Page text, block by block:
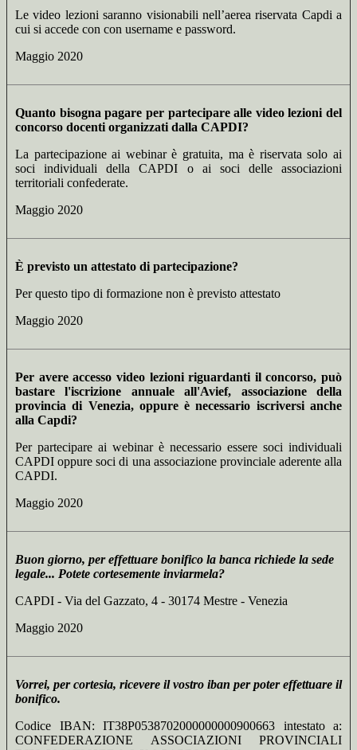
Le video lezioni saranno visionabili nell’aerea riservata Capdi a
cui si accede con con username e password.
Maggio 2020
Quanto bisogna pagare per partecipare alle video lezioni del
concorso docenti organizzati dalla CAPDI?
La partecipazione ai webinar è gratuita, ma è riservata solo ai
soci individuali della CAPDI o ai soci delle associazioni
territoriali confederate.
Maggio 2020
È previsto un attestato di partecipazione?
Per questo tipo di formazione non è previsto attestato
Maggio 2020
Per avere accesso video lezioni riguardanti il concorso, può
bastare l'iscrizione annuale all'Avief, associazione della
provincia di Venezia, oppure è necessario iscriversi anche
alla Capdi?
Per partecipare ai webinar è necessario essere soci individuali
CAPDI oppure soci di una associazione provinciale aderente alla
CAPDI.
Maggio 2020
Buon giorno, per effettuare bonifico la banca richiede la sede
legale... Potete cortesemente inviarmela?
CAPDI - Via del Gazzato, 4 - 30174 Mestre - Venezia
Maggio 2020
Vorrei, per cortesia, ricevere il vostro iban per poter effettuare il
bonifico.
Codice IBAN: IT38P0538702000000000900663 intestato a:
CONFEDERAZIONE ASSOCIAZIONI PROVINCIALI